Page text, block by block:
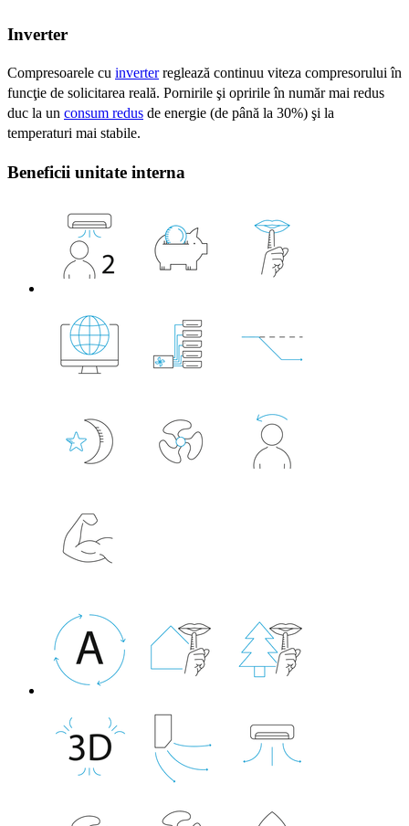
Inverter
Compresoarele cu inverterreglează continuu viteza compresorului în
funcţie de solicitarea reală. Pornirile şi opririle în număr mai redus
duc la un consum redus de energie (de până la 30%) şi la
temperaturi mai stabile.
Beneficii unitate interna